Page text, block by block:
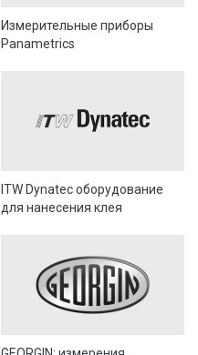
Измерительные приборы
Panametrics
ITW Dynatec оборудование
для нанесения клея